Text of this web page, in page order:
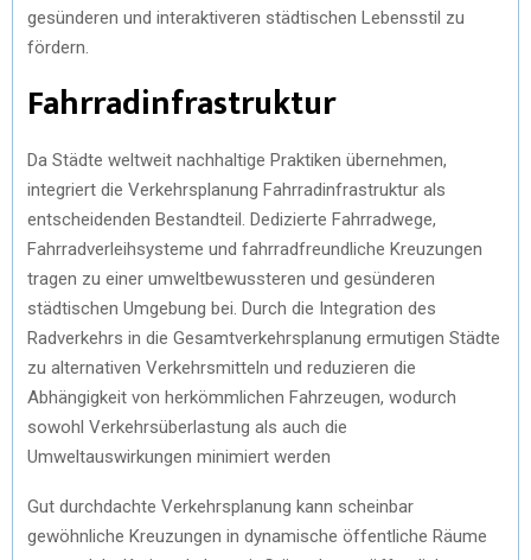
gesünderen und interaktiveren städtischen Lebensstil zu
fördern.
Fahrradinfrastruktur
Da Städte weltweit nachhaltige Praktiken übernehmen,
integriert die Verkehrsplanung Fahrradinfrastruktur als
entscheidenden Bestandteil. Dedizierte Fahrradwege,
Fahrradverleihsysteme und fahrradfreundliche Kreuzungen
tragen zu einer umweltbewussteren und gesünderen
städtischen Umgebung bei. Durch die Integration des
Radverkehrs in die Gesamtverkehrsplanung ermutigen Städte
zu alternativen Verkehrsmitteln und reduzieren die
Abhängigkeit von herkömmlichen Fahrzeugen, wodurch
sowohl Verkehrsüberlastung als auch die
Umweltauswirkungen minimiert werden
Gut durchdachte Verkehrsplanung kann scheinbar
gewöhnliche Kreuzungen in dynamische öffentliche Räume